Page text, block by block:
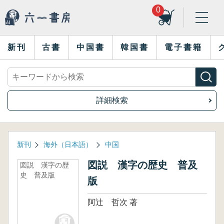
0
新刊 古書 中国書 韓国書 電子書籍
詳細検索
新刊 海外（日本語） 中国
図説 漢字の歴
史 普及版
図説 漢字の歴史 普及
版
阿辻 哲次 著